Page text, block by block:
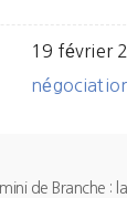
19 février
de Branche :